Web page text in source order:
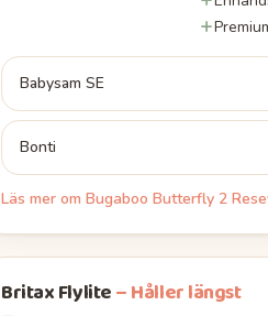
Babysam SE
Bonti
Läs mer om Bugaboo Butterfly 2
Britax Flylite–Håller längst